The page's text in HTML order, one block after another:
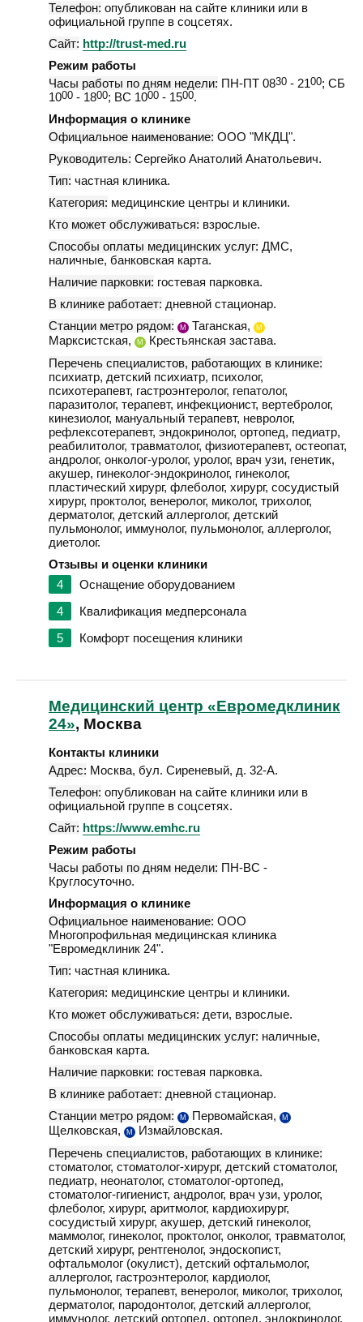
Телефон: опубликован на сайте клиники или в
официальной группе в соцсетях.
Сайт: http://trust-med.ru
Режим работы
Часы работы по дням недели: ПН-ПТ 0830 - 2100; СБ
1000 - 1800; ВС 1000 - 1500.
Информация о клинике
Официальное наименование: ООО "МКДЦ".
Руководитель: Сергейко Анатолий Анатольевич.
Тип: частная клиника.
Категория: медицинские центры и клиники.
Кто может обслуживаться: взрослые.
Способы оплаты медицинских услуг: ДМС,
наличные, банковская карта.
Наличие парковки: гостевая парковка.
В клинике работает: дневной стационар.
Станции метро рядом:
М Таганская, М
Марксистская, М
Крестьянская застава.
Перечень специалистов, работающих в клинике:
психиатр, детский психиатр, психолог,
психотерапевт, гастроэнтеролог, гепатолог,
паразитолог, терапевт, инфекционист, вертебролог,
кинезиолог, мануальный терапевт, невролог,
рефлексотерапевт, эндокринолог, ортопед, педиатр,
реабилитолог, травматолог, физиотерапевт, остеопат,
андролог, онколог-уролог, уролог, врач узи, генетик,
акушер, гинеколог-эндокринолог, гинеколог,
пластический хирург, флеболог, хирург, сосудистый
хирург, проктолог, венеролог, миколог, трихолог,
дерматолог, детский аллерголог, детский
пульмонолог, иммунолог, пульмонолог, аллерголог,
диетолог.
Отзывы и оценки клиники
4
Оснащение оборудованием
4
Квалификация медперсонала
5
Комфорт посещения клиники
Медицинский центр «Евромедклиник
24», Москва
Контакты клиники
Адрес: Москва, бул. Сиреневый, д. 32-А.
Телефон: опубликован на сайте клиники или в
официальной группе в соцсетях.
Сайт: https://www.emhc.ru
Режим работы
Часы работы по дням недели: ПН-ВС -
Круглосуточно.
Информация о клинике
Официальное наименование: ООО
Многопрофильная медицинская клиника
"Евромедклиник 24".
Тип: частная клиника.
Категория: медицинские центры и клиники.
Кто может обслуживаться: дети, взрослые.
Способы оплаты медицинских услуг: наличные,
банковская карта.
Наличие парковки: гостевая парковка.
В клинике работает: дневной стационар.
Станции метро рядом:
М Первомайская, М
Щелковская, М
Измайловская.
Перечень специалистов, работающих в клинике:
стоматолог, стоматолог-хирург, детский стоматолог,
педиатр, неонатолог, стоматолог-ортопед,
стоматолог-гигиенист, андролог, врач узи, уролог,
флеболог, хирург, аритмолог, кардиохирург,
сосудистый хирург, акушер, детский гинеколог,
маммолог, гинеколог, проктолог, онколог, травматолог,
детский хирург, рентгенолог, эндоскопист,
офтальмолог (окулист), детский офтальмолог,
аллерголог, гастроэнтеролог, кардиолог,
пульмонолог, терапевт, венеролог, миколог, трихолог,
дерматолог, пародонтолог, детский аллерголог,
иммунолог, детский ортопед, ортопед, эндокринолог,